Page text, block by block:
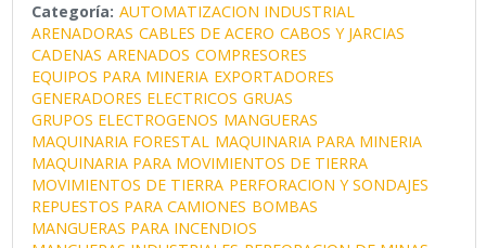
Categoría: AUTOMATIZACION INDUSTRIAL
ARENADORAS CABLES DE ACERO CABOS Y JARCIAS
CADENAS ARENADOS COMPRESORES
EQUIPOS PARA MINERIA EXPORTADORES
GENERADORES ELECTRICOS GRUAS
GRUPOS ELECTROGENOS MANGUERAS
MAQUINARIA FORESTAL MAQUINARIA PARA MINERIA
MAQUINARIA PARA MOVIMIENTOS DE TIERRA
MOVIMIENTOS DE TIERRA PERFORACION Y SONDAJES
REPUESTOS PARA CAMIONES BOMBAS
MANGUERAS PARA INCENDIOS